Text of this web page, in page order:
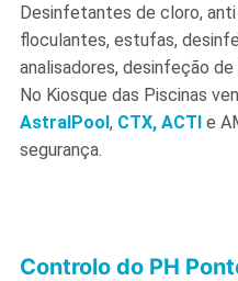
Desinfetantes de cloro,
floculantes, estufas,
analisadores, desinfeção
No Kiosque das Piscinas
AstralPool, CTX, ACTI e
segurança.
Controlo do PH